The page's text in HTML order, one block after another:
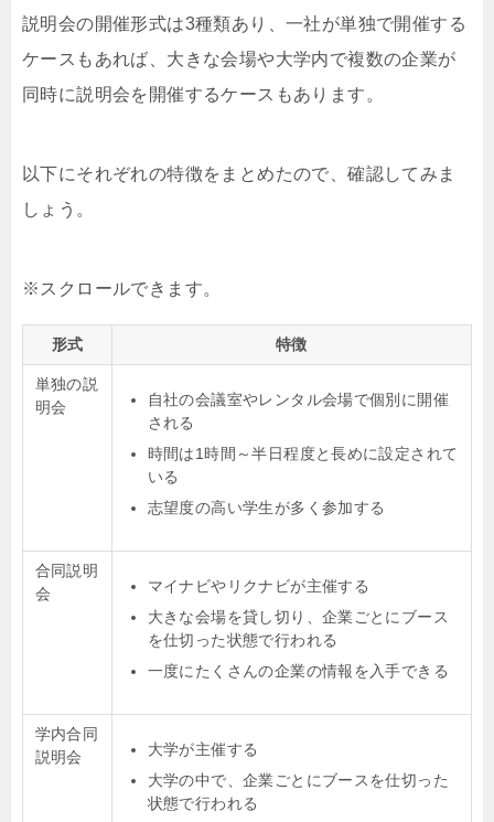
説明会の開催形式は3種類あり、一社が単独で開催する
ケースもあれば、大きな会場や大学内で複数の企業が
同時に説明会を開催するケースもあります。
以下にそれぞれの特徴をまとめたので、確認してみま
しょう。
形式 特徴
単独の説
明会
自社の会議室やレンタル会場で個別に開催
される
時間は1時間～半日程度と長めに設定されて
いる
志望度の高い学生が多く参加する
合同説明
会
マイナビやリクナビが主催する
大きな会場を貸し切り、企業ごとにブース
を仕切った状態で行われる
一度にたくさんの企業の情報を入手できる
学内合同
説明会
大学が主催する
大学の中で、企業ごとにブースを仕切った
状態で行われる